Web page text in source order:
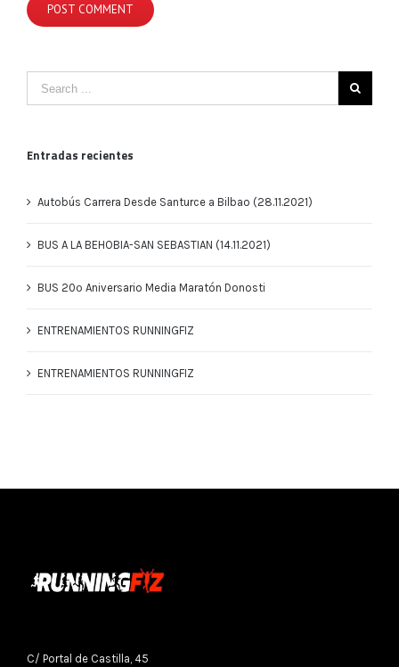
Entradas recientes
Autobús Carrera Desde Santurce a Bilbao (28.11.2021)
BUS A LA BEHOBIA-SAN SEBASTIAN (14.11.2021)
BUS 20º Aniversario Media Maratón Donosti
ENTRENAMIENTOS RUNNINGFIZ
ENTRENAMIENTOS RUNNINGFIZ
C/ Portal de Castilla, 45